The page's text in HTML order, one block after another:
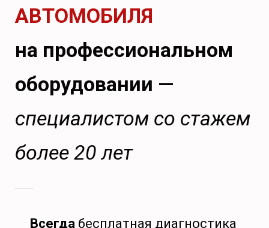
АВТОМОБИЛЯ
на профессиональном
оборудовании —
специалистом со стажем
более 20 лет
Всегдабесплатная диагностика